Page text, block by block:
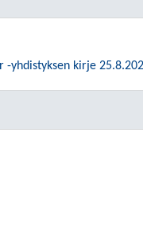
-yhdistyksen kirje